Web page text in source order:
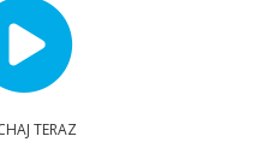
TERAZ